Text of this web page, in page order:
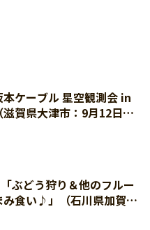
ケーブル 星空観測会 in
滋賀県大津市：9月12日開
ぶどう狩り＆他のフルー
み食い♪」（石川県加賀
年9月13日開催）【東海北